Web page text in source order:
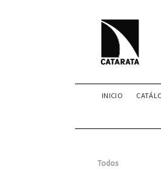
INICIO
Todos